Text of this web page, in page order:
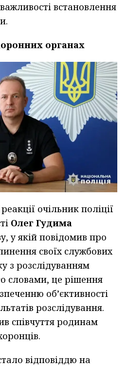
встановлення
органах
очільник поліції
Олег Гудима
у якій повідомив про
своїх службових
з розслідуванням
словами, це рішення
об’єктивності
розслідування.
співчуття родинам
відповіддю на